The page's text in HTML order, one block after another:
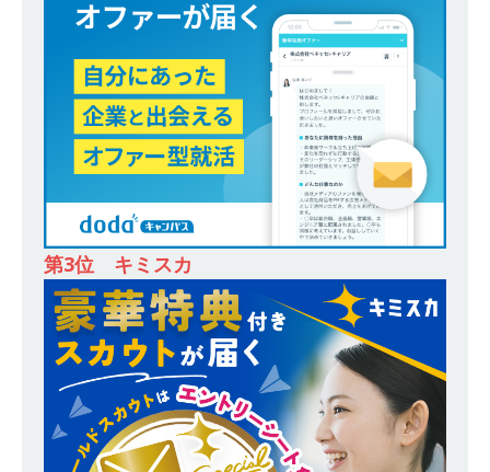
[ 2026年5月14日 ] 【 28卒 ｜ 適性検査合否免
除・面接確約!! ｜ 1dayインターンあり 】 東京勤
務限定 ｜ 世界No.1の不動産投資市場東京で投資
住宅販売をリードする企業 ｜ 土地仕入れから物
件販売までを担う ｜ 平均年収809万 ｜ 年間休日
130日・土日祝完全休み ｜ スタンダード上場 ｜
明豊エンタープライズ
体育会積極採用企業
[ 2026年5月14日 ]
【 28卒 ｜ 適性検査合否免
除・面接確約!! ｜ 1dayインターンあり 】東京勤
務・転勤なし ｜ 投資用住宅販売をリードする企
業が手がける賃貸アパート・マンションの管理を
行う ｜ 年間休日125日以上 ｜ 不動産業ではレア
第3位 キミスカ